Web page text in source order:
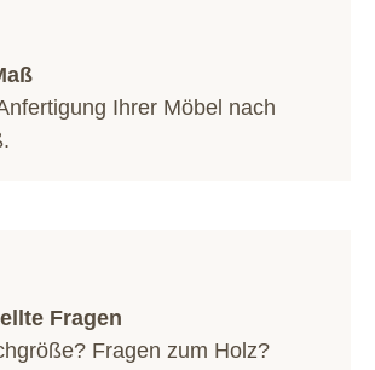
Ihrer Möbel nach
Fragen
Fragen zum Holz?